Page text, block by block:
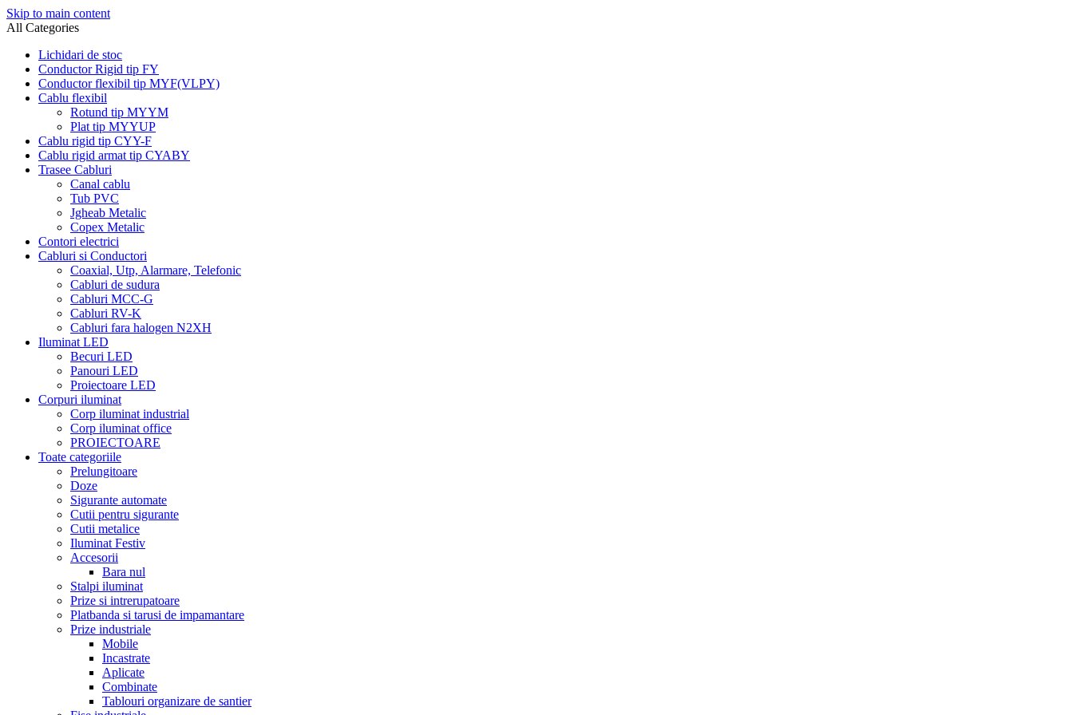
Skip to main content
All Categories
Lichidari de stoc
Conductor Rigid tip FY
Conductor flexibil tip MYF(VLPY)
Cablu flexibil
Rotund tip MYYM
Plat tip MYYUP
Cablu rigid tip CYY-F
Cablu rigid armat tip CYABY
Trasee Cabluri
Canal cablu
Tub PVC
Jgheab Metalic
Copex Metalic
Contori electrici
Cabluri si Conductori
Coaxial, Utp, Alarmare, Telefonic
Cabluri de sudura
Cabluri MCC-G
Cabluri RV-K
Cabluri fara halogen N2XH
Iluminat LED
Becuri LED
Panouri LED
Proiectoare LED
Corpuri iluminat
Corp iluminat industrial
Corp iluminat office
PROIECTOARE
Toate categoriile
Prelungitoare
Doze
Sigurante automate
Cutii pentru sigurante
Cutii metalice
Iluminat Festiv
Accesorii
Bara nul
Stalpi iluminat
Prize si intrerupatoare
Platbanda si tarusi de impamantare
Prize industriale
Mobile
Incastrate
Aplicate
Combinate
Tablouri organizare de santier